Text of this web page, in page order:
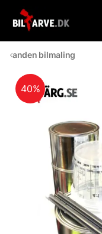
anden bilmaling
40%